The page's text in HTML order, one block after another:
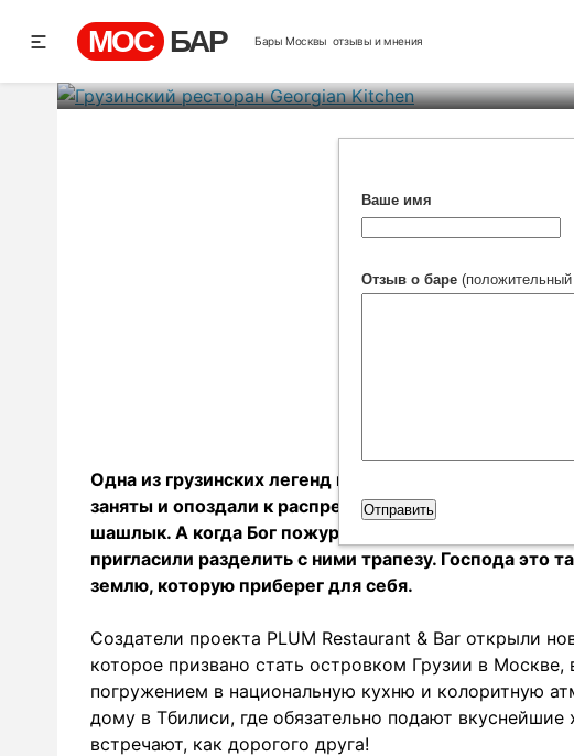
МОС БАР Бары Москвы отзывы и мнения
Ваше имя
Отзыв о баре
Одна из грузинских легенд гласит: когда Бог
заняты и опоздали к распределению. Вместо суеты
шашлык. А когда Бог пожурил их за такое
пригласили разделить с ними трапезу. Господа это
землю, которую приберег для себя.
Cоздатели проекта PLUM Restaurant & Bar открыли
которое призвано стать островком Грузии в
погружением в национальную кухню и колоритную
дому в Тбилиси, где обязательно подают
встречают, как дорогого друга!